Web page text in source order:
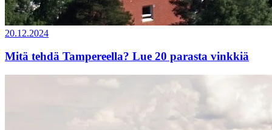
20.12.2024
Mitä tehdä Tampereella? Lue 20 parasta vinkkiä